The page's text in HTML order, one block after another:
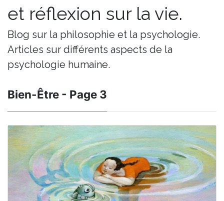
et réflexion sur la vie.
Blog sur la philosophie et la psychologie.
Articles sur différents aspects de la
psychologie humaine.
Bien-Être - Page 3